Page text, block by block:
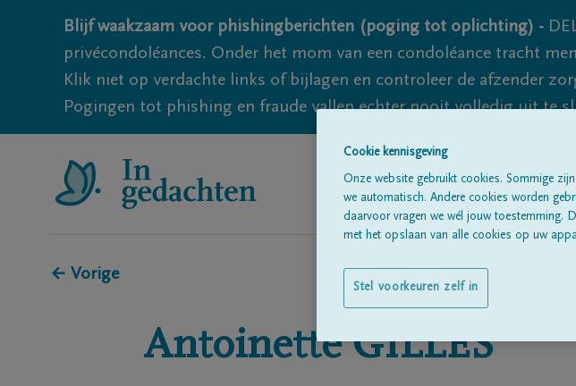
Blijf waakzaam voor phishingberichten (poging tot oplichting) -
privécondoléances. Onder het mom van een condoléance tracht
Klik niet op verdachte links of bijlagen en controleer de afzender
Pogingen tot phishing en fraude vallen echter nooit volledig uit te
← Vorige
Antoinette GILLES
Cookie kennisgeving
Onze website gebruikt cookies. Sommige
we automatisch. Andere cookies worden
daarvoor vragen we wél jouw toestemming.
met het opslaan van alle cookies op uw
Stel voorkeuren zelf in